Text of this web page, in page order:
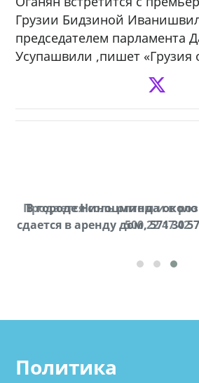
Грузии Бидзиной
председателем парламента
Усупашвили ,пишет «Грузия
Продается соль оптом и в
500 22 47 42
В городе Ниноцминда
cдается в аренду дом, 571 30
Политика